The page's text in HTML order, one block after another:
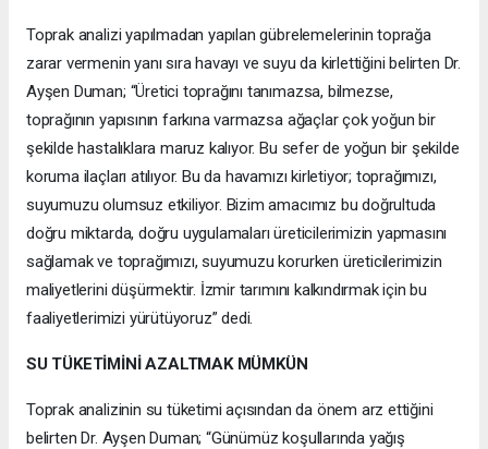
Toprak analizi yapılmadan yapılan gübrelemelerinin toprağa
zarar vermenin yanı sıra havayı ve suyu da kirlettiğini belirten Dr.
Ayşen Duman; “Üretici toprağını tanımazsa, bilmezse,
toprağının yapısının farkına varmazsa ağaçlar çok yoğun bir
şekilde hastalıklara maruz kalıyor. Bu sefer de yoğun bir şekilde
koruma ilaçları atılıyor. Bu da havamızı kirletiyor; toprağımızı,
suyumuzu olumsuz etkiliyor. Bizim amacımız bu doğrultuda
doğru miktarda, doğru uygulamaları üreticilerimizin yapmasını
sağlamak ve toprağımızı, suyumuzu korurken üreticilerimizin
maliyetlerini düşürmektir. İzmir tarımını kalkındırmak için bu
faaliyetlerimizi yürütüyoruz” dedi.
SU TÜKETİMİNİ AZALTMAK MÜMKÜN
Toprak analizinin su tüketimi açısından da önem arz ettiğini
belirten Dr. Ayşen Duman; “Günümüz koşullarında yağış